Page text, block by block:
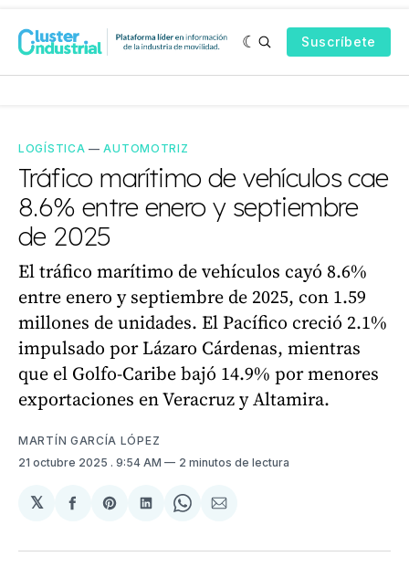
Suscríbete
LOGÍSTICA —AUTOMOTRIZ
Tráfico marítimo de vehículos cae
8.6% entre enero y septiembre
de 2025
El tráfico marítimo de vehículos cayó 8.6%
entre enero y septiembre de 2025, con 1.59
millones de unidades. El Pacífico creció 2.1%
impulsado por Lázaro Cárdenas, mientras
que el Golfo-Caribe bajó 14.9% por menores
exportaciones en Veracruz y Altamira.
MARTÍN GARCÍA LÓPEZ
21 octubre 2025 . 9:54 AM 2 minutos de lectura
𝕏
Compartir
Facebook
Share
Pinterest
Compartir
LinkedIn
Share
WhatsApp
Compartir
Email